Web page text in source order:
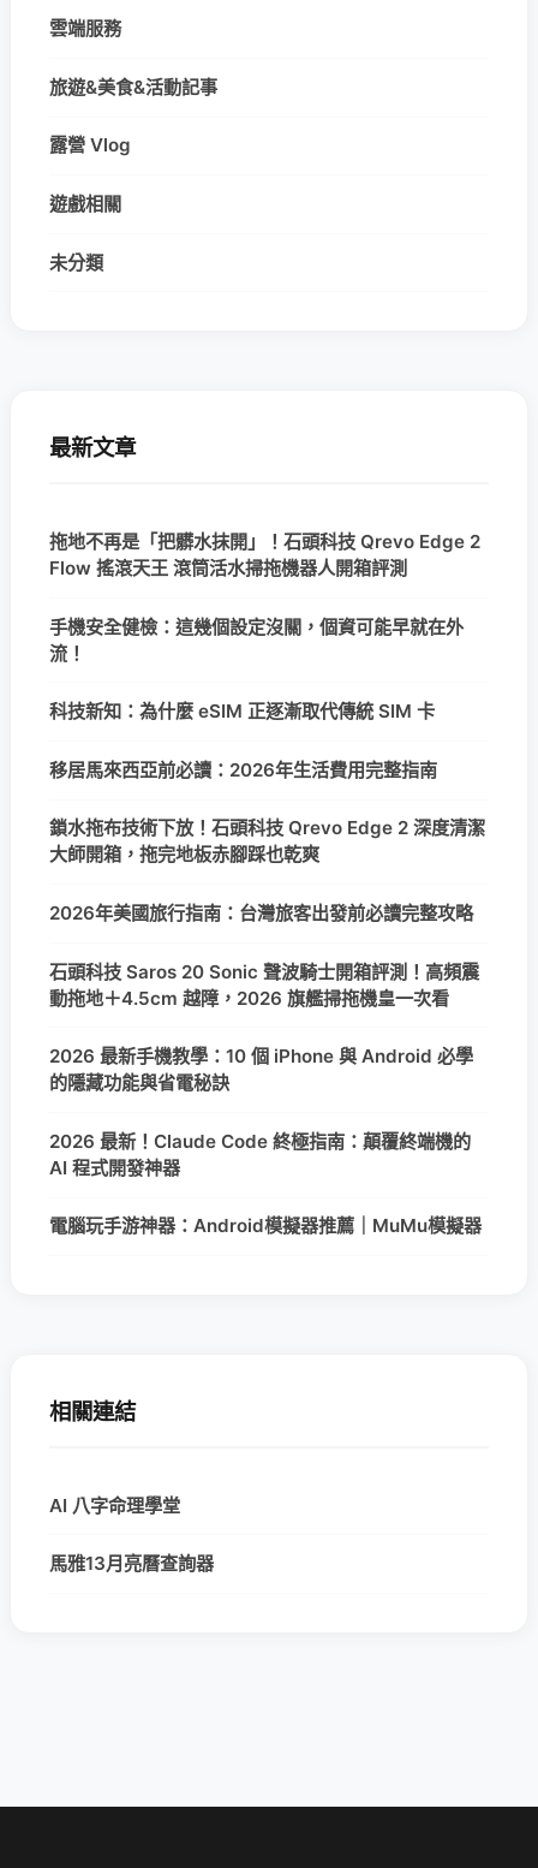
雲端服務
旅遊&美食&活動記事
露營 Vlog
遊戲相關
未分類
最新文章
拖地不再是「把髒水抹開」！石頭科技 Qrevo Edge 2
Flow 搖滾天王 滾筒活水掃拖機器人開箱評測
手機安全健檢：這幾個設定沒關，個資可能早就在外
流！
科技新知：為什麼 eSIM 正逐漸取代傳統 SIM 卡
移居馬來西亞前必讀：2026年生活費用完整指南
鎖水拖布技術下放！石頭科技 Qrevo Edge 2 深度清潔
大師開箱，拖完地板赤腳踩也乾爽
2026年美國旅行指南：台灣旅客出發前必讀完整攻略
石頭科技 Saros 20 Sonic 聲波騎士開箱評測！高頻震
動拖地＋4.5cm 越障，2026 旗艦掃拖機皇一次看
2026 最新手機教學：10 個 iPhone 與 Android 必學
的隱藏功能與省電秘訣
2026 最新！Claude Code 終極指南：顛覆終端機的
AI 程式開發神器
電腦玩手游神器：Android模擬器推薦｜MuMu模擬器
相關連結
AI 八字命理學堂
馬雅13月亮曆查詢器